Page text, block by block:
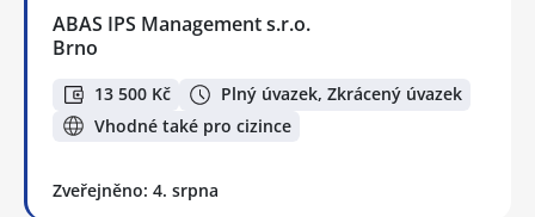
ABAS IPS Management s.r.o.
Brno
13 500 Kč
Plný úvazek, Zkrácený úvazek
Vhodné také pro cizince
Zveřejněno: 4. srpna